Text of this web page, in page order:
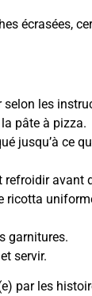
écrasées,
selon les
pâte à pizza.
jusqu’à ce
refroidir avant
ricotta
garnitures.
servir.
par les